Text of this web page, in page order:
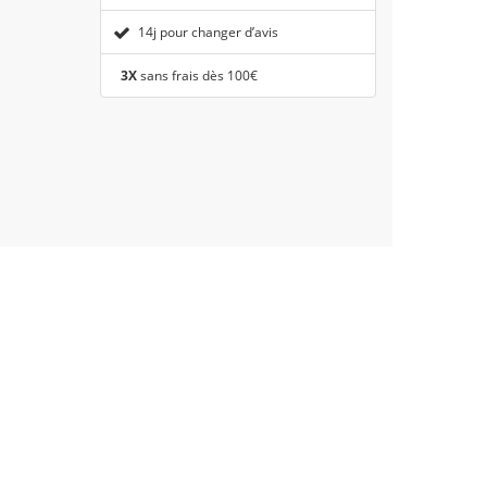
14j pour changer d’avis
3Xsans frais dès 100€